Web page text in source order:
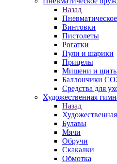
Назад
Винтовки
Пистолеты
Рогатки
Пули и шарики
Прицелы
Мишени и
Баллончики
Средства для
Художественная
Назад
Булавы
Мячи
Обручи
Скакалки
Обмотка